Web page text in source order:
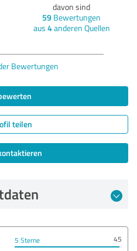
davon sind
59 Bewertungen
aus 4anderen Quellen
Bewertungen
teilen
5 Sterne
45